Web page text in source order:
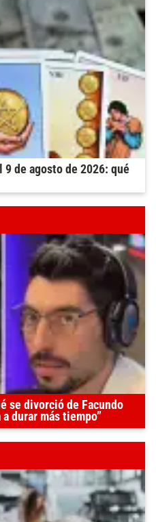
9 de agosto de 2026: qué
se divorció de Facundo
durar más tiempo”